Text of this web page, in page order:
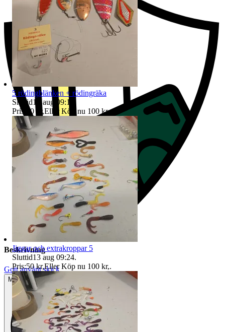
Beskrivning
Gott använt skick
Mindre tecken på användning
5 rödingblänken + rödingräka
Sluttid13 aug 09:17
.
Pris:
50 kr ,Eller Köp nu 100 kr,.
Jiggar och extrakroppar 5
Sluttid13 aug 09:24.
Pris:50 kr,Eller Köp nu 100 kr,.